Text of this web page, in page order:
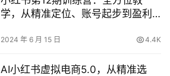
学，从精准定位、账号起步到盈利
2024 年 6 月 15 日 4.4K
AI小红书虚拟电商5.0，从精准选